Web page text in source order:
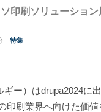
印刷ソリューション
特集
ー）はdrupa2024に
印刷業界へ向けた価